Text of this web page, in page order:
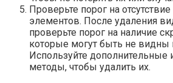
Проверьте порог на
элементов.​ После удаления
проверьте порог на наличие
которые могут быть не видны
Используйте дополнительные
методы, чтобы удалить их.​